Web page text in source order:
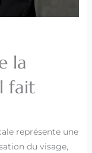
la
fait
représente une
du visage,